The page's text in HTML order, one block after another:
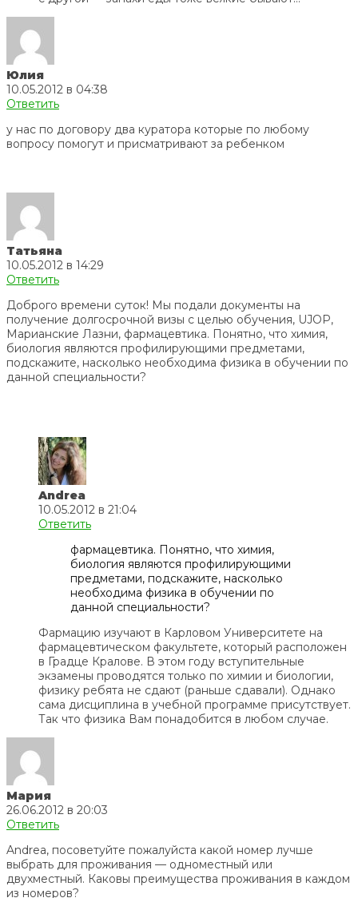
Юлия
10.05.2012 в 04:38
Ответить
у нас по договору два куратора которые по любому
вопросу помогут и присматривают за ребенком
Татьяна
10.05.2012 в 14:29
Ответить
Доброго времени суток! Мы подали документы на
получение долгосрочной визы с целью обучения, UJOP,
Марианские Лазни, фармацевтика. Понятно, что химия,
биология являются профилирующими предметами,
подскажите, насколько необходима физика в обучении по
данной специальности?
Andrea
10.05.2012 в 21:04
Ответить
фармацевтика. Понятно, что химия,
биология являются профилирующими
предметами, подскажите, насколько
необходима физика в обучении по
данной специальности?
Фармацию изучают в Карловом Университете на
фармацевтическом факультете, который расположен
в Градце Кралове. В этом году вступительные
экзамены проводятся только по химии и биологии,
физику ребята не сдают (раньше сдавали). Однако
сама дисциплина в учебной программе присутствует.
Так что физика Вам понадобится в любом случае.
Мария
26.06.2012 в 20:03
Ответить
Andrea, посоветуйте пожалуйста какой номер лучше
выбрать для проживания — одноместный или
двухместный. Каковы преимущества проживания в каждом
из номеров?